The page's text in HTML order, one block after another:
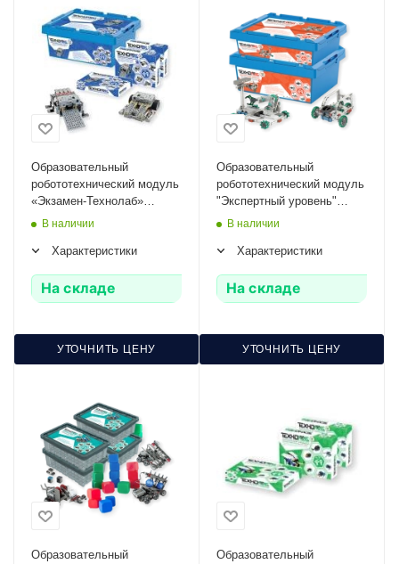
Образовательный
робототехнический модуль
«Экзамен-Технолаб»
"Профессиональный
В наличии
Характеристики
На складе
УТОЧНИТЬ ЦЕНУ
Образовательный
робототехнический модуль
"Экспертный уровень"
ТВ-0712
В наличии
Характеристики
На складе
УТОЧНИТЬ ЦЕНУ
Образовательный
Образовательный